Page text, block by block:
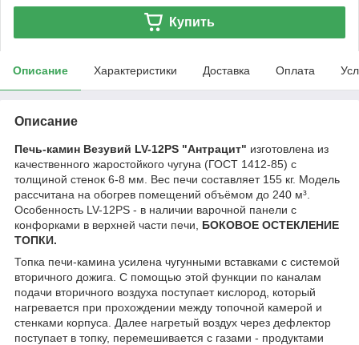
Купить
Описание Характеристики Доставка Оплата
Описание
Печь-камин Везувий LV-12PS "Антрацит" изготовлена из
качественного жаростойкого чугуна (ГОСТ 1412-85) с
толщиной стенок 6-8 мм. Вес печи составляет 155 кг. Модель
рассчитана на обогрев помещений объёмом до 240 м³.
Особенность LV-12PS - в наличии варочной панели с
конфорками в верхней части печи,
БОКОВОЕ ОСТЕКЛЕНИЕ
ТОПКИ.
Топка печи-камина усилена чугунными вставками с системой
вторичного дожига. С помощью этой функции по каналам
подачи вторичного воздуха поступает кислород, который
нагревается при прохождении между топочной камерой и
стенками корпуса. Далее нагретый воздух через дефлектор
поступает в топку, перемешивается с газами - продуктами